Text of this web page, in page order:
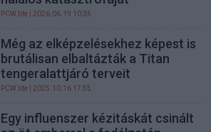
PCW.lite | 2026.06.19 10:35
Még az elképzelésekhez képest is
brutálisan elbaltázták a Titan
tengeralattjáró terveit
PCW.lite | 2025.10.16 17:55
Egy influenszer kézitáskát csinált